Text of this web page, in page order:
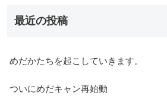
最近の投稿
めだかたちを起こしていきます。
ついにめだキャン再始動